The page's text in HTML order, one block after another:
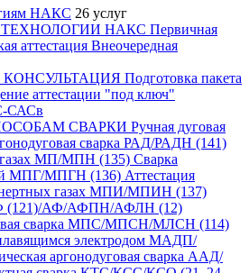
НАКС 26 услуг
НАКС Первичная
аттестация Внеочередная
Подготовка пакета
аттестации "под ключ"
САСв
СВАРКИ Ручная дуговая
сварка РАД/РАДН (141)
газах МП/МПН (135) Сварка
МПГ/МПГН (136) Аттестация
газах МПИ/МПИН (137)
(121)/АФ/АФПН/АФЛН (12)
сварка МПС/МПСН/МЛСН (114)
электродом МАДП/
аргонодуговая сварка ААД/